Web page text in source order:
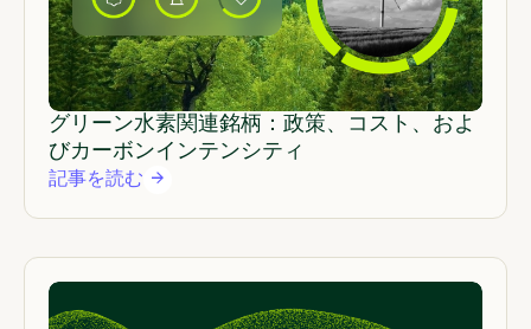
グリーン水素関連銘柄：政策、コスト、およ
びカーボンインテンシティ
記事を読む